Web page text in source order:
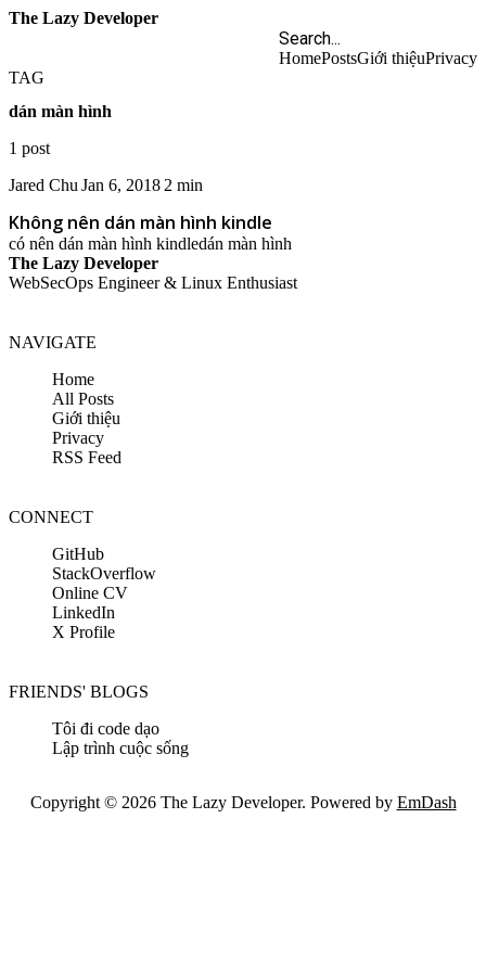
The Lazy Developer
HomePostsGiới thiệuPrivacy
TAG
dán màn hình
1 post
Jared Chu Jan 6, 2018 2 min
Không nên dán màn hình kindle
có nên dán màn hình kindledán màn hình
The Lazy Developer
WebSecOps Engineer & Linux Enthusiast
NAVIGATE
Home
All Posts
Giới thiệu
Privacy
RSS Feed
CONNECT
GitHub
StackOverflow
Online CV
LinkedIn
X Profile
FRIENDS' BLOGS
Tôi đi code dạo
Lập trình cuộc sống
Copyright © 2026 The Lazy Developer. Powered by EmDash